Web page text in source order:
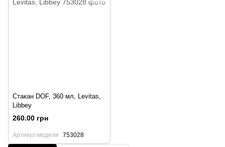
Стакан DOF, 360 мл, Levitas,
Libbey
260.00 грн
Артикул модели 753028